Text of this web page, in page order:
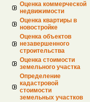
Оценка коммерческой
недвижимости
Оценка квартиры в
новостройке
Оценка объектов
незавершенного
строительства
Оценка стоимости
земельного участка
Определение
кадастровой
стоимости
земельных участков